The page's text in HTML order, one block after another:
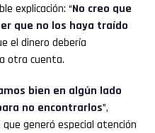
explicación: “No creo que
que no los haya traído
el dinero debería
otra cuenta.
bien en algún lado
no encontrarlos”,
generó especial atención